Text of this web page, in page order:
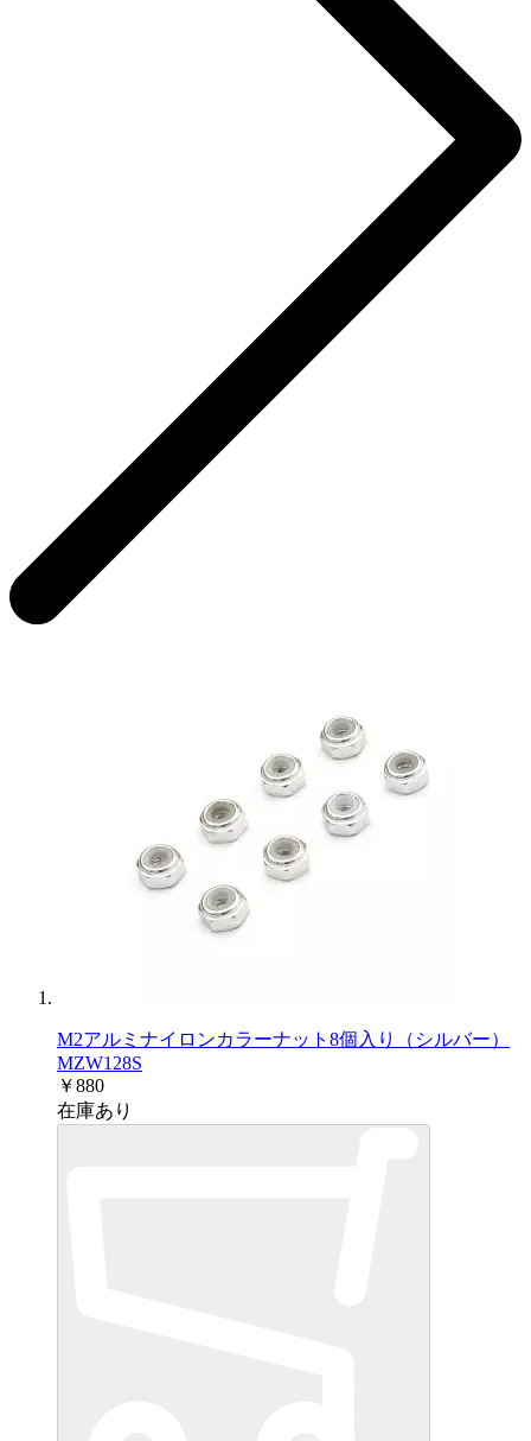
M2アルミナイロンカラーナット8個入り（シルバー）
MZW128S
￥880
在庫あり